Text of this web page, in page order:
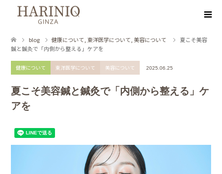
blog 健康について 東洋医学について 美容について
夏こそ美容
鍼と鍼灸で「内側から整える」ケアを
健康について 東洋医学について 美容について 2025.06.25
夏こそ美容鍼と鍼灸で「内側から整える」ケ
アを